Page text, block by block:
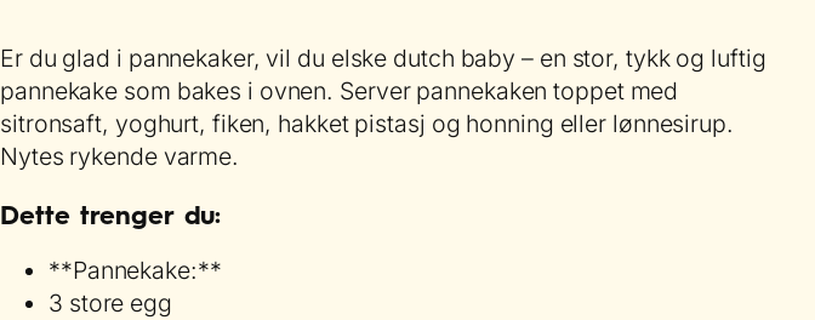
Er du glad i pannekaker, vil du elske dutch baby – en stor, tykk og luftig
pannekake som bakes i ovnen. Server pannekaken toppet med
sitronsaft, yoghurt, fiken, hakket pistasj og honning eller lønnesirup.
Nytes rykende varme.
Dette trenger du:
**Pannekake:**
3 store egg